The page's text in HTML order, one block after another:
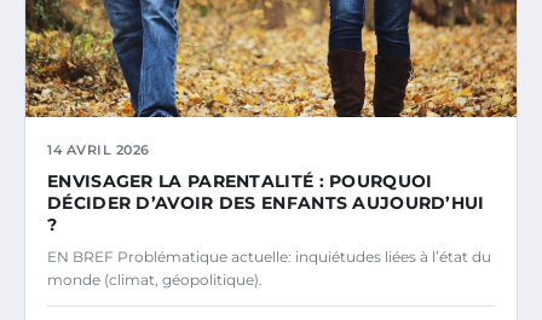
14 AVRIL 2026
ENVISAGER LA PARENTALITÉ : POURQUOI
DÉCIDER D’AVOIR DES ENFANTS AUJOURD’HUI
?
EN BREF Problématique actuelle: inquiétudes liées à l’état du
monde (climat, géopolitique).